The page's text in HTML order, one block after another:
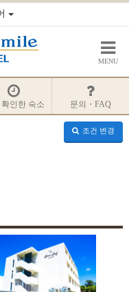
MENU
확인한 숙소 문의・FAQ
조건 변경